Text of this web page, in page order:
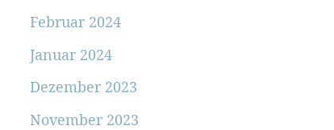
Februar 2024
Januar 2024
Dezember 2023
November 2023